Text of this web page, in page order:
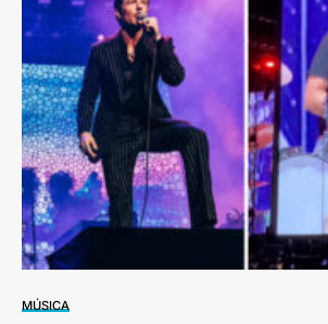
MÚSICA